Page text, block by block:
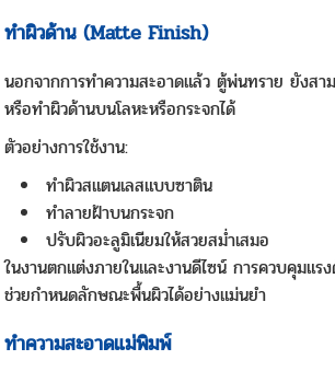
ทำผิวด้าน (Matte Finish)
นอกจากการทำความสะอาดแล้ว ตู้พ่นทราย ยังสา
หรือทำผิวด้านบนโลหะหรือกระจกได้
ตัวอย่างการใช้งาน:
ทำผิวสแตนเลสแบบซาติน
ทำลายฝ้าบนกระจก
ปรับผิวอะลูมิเนียมให้สวยสม่ำเสมอ
ในงานตกแต่งภายในและงานดีไซน์ การควบคุมแร
ช่วยกำหนดลักษณะพื้นผิวได้อย่างแม่นยำ
ทำความสะอาดแม่พิมพ์